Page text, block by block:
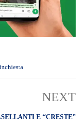
inchiesta
NEXT
E “CRESTE”